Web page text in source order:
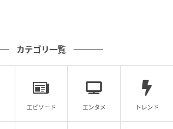
テスとして働く関西在住のアラフ
触れている。柔和な雰囲気から年
のお客様から恋愛相談を受け、ア
る。ホステスの傍ら、ダンスの講
カテゴリ一覧
エピソード エンタメ トレンド